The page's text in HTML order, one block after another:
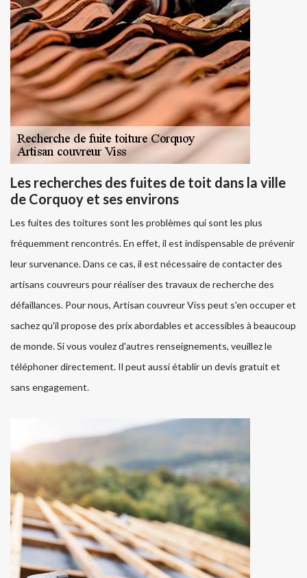
Les recherches des fuites de toit dans la ville
de Corquoy et ses environs
Les fuites des toitures sont les problèmes qui sont les plus
fréquemment rencontrés. En effet, il est indispensable de prévenir
leur survenance. Dans ce cas, il est nécessaire de contacter des
artisans couvreurs pour réaliser des travaux de recherche des
défaillances. Pour nous, Artisan couvreur Viss peut s'en occuper et
sachez qu'il propose des prix abordables et accessibles à beaucoup
de monde. Si vous voulez d'autres renseignements, veuillez le
téléphoner directement. Il peut aussi établir un devis gratuit et
sans engagement.